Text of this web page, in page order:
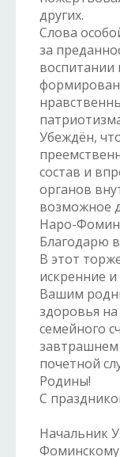
других.
Слова
за
воспитании
Убеждён,
состав и
органов
возможное
Наро-
Благодарю
В этот
искренние
Вашим
здоровья на
семейного
завтрашнем
почетной
Родины!
С
Начальник
Фоминскому